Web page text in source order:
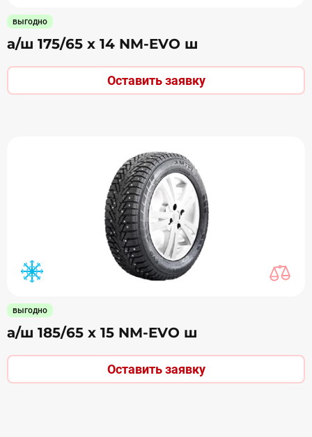
выгодно
а/ш 175/65 х 14 NM-EVO ш
Оставить заявку
выгодно
а/ш 185/65 х 15 NM-EVO ш
Оставить заявку